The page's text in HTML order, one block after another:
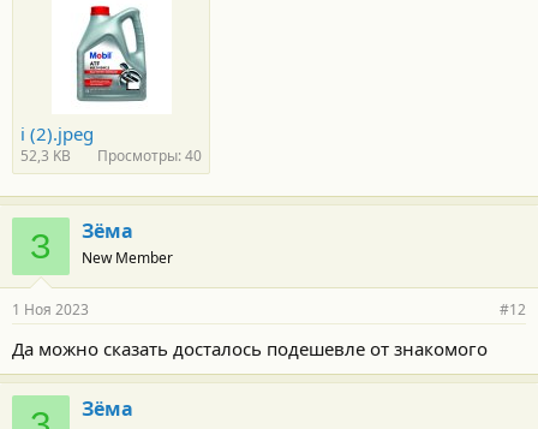
i (2).jpeg
52,3 KB Просмотры: 40
З Зёма
New Member
1 Ноя 2023 #12
Да можно сказать досталось подешевле от знакомого
Зёма